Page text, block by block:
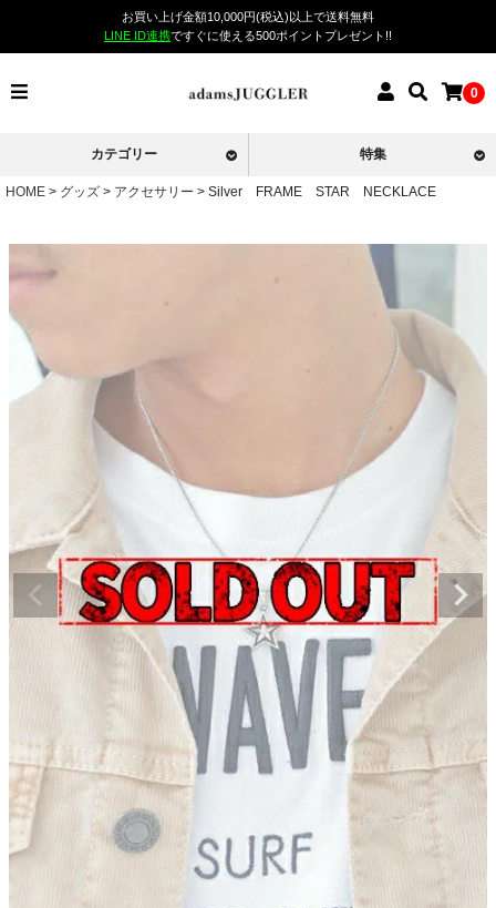
お買い上げ金額10,000円(税込)以上で送料無料
LINE ID連携ですぐに使える500ポイントプレゼント!!
0
カテゴリー 特集
HOME グッズ アクセサリー Silver FRAME STAR NECKLACE